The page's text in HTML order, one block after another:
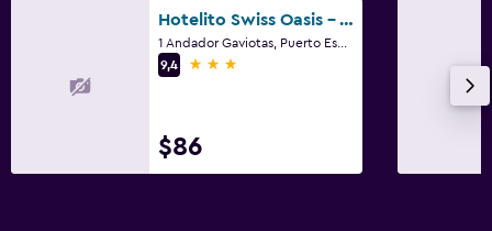
Botiquín de primeros auxilios
Caja fuerte
Piscina al aire libre
Hotelito Swiss Oasis - Adults Only
9,4
3 estrellas
$86